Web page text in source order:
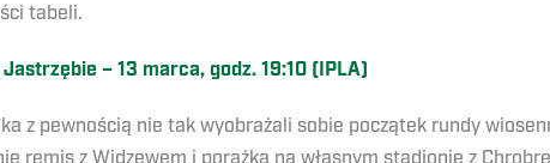
tabeli.
– 13 marca, godz. 19:10 (IPLA)
z pewnością nie tak wyobrażali sobie początek rundy